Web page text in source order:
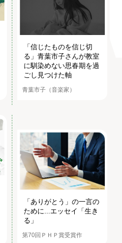
「信じたものを信じ切
る」青葉市子さんが教室
に馴染めない思春期を過
ごし見つけた軸
青葉市子（音楽家）
「ありがとう」の一言の
ために...エッセイ「生き
る」
第70回ＰＨＰ賞受賞作